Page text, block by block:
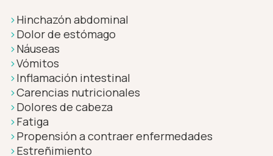
Hinchazón abdominal
Dolor de estómago
Náuseas
Vómitos
Inflamación intestinal
Carencias nutricionales
Dolores de cabeza
Fatiga
Propensión a contraer enfermedades
Estreñimiento